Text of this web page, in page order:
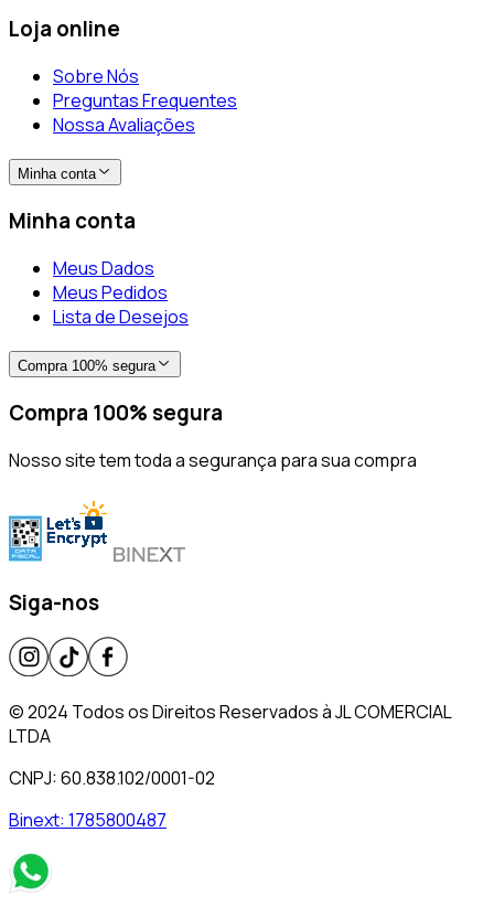
Loja online
Sobre Nós
Preguntas Frequentes
Nossa Avaliações
Minha conta
Minha conta
Meus Dados
Meus Pedidos
Lista de Desejos
Compra 100% segura
Compra 100% segura
Nosso site tem toda a segurança para sua compra
Siga-nos
© 2024 Todos os Direitos Reservados à JL COMERCIAL
LTDA
CNPJ: 60.838.102/0001-02
Binext: 1785800487